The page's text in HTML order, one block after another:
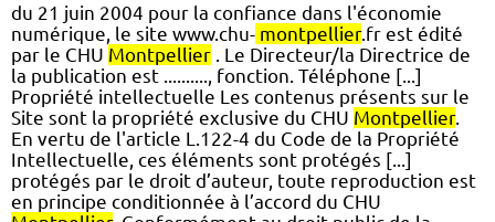
du 21 juin 2004 pour la confiance dans l'économie
numérique, le site www.chu- montpellier.fr est édité
par le CHU Montpellier . Le Directeur/la Directrice de
la publication est .........., fonction. Téléphone [...]
Propriété intellectuelle Les contenus présents sur le
Site sont la propriété exclusive du CHU Montpellier.
En vertu de l'article L.122-4 du Code de la Propriété
Intellectuelle, ces éléments sont protégés [...]
protégés par le droit d’auteur, toute reproduction est
en principe conditionnée à l’accord du CHU